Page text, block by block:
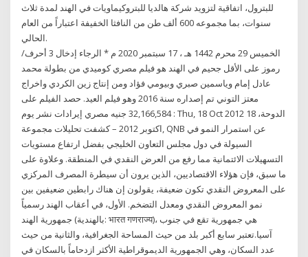
للبترول، اتفاقية لتزويد شركة هالديا للبتروكيماويات في الهند لمدة ثلاث
سنوات، بما مجموعه 600 ألف طن من النافثا الخفيفة اعتباراً من العام
الحالي.
الخميس 29 محرم 1442 هـ ، 17 سبتمبر 2020 م * الرجاء إدخال 3 أحرف/
رموز على الأقل جحيم في الهند هو فيلم مصري كوميدي من بطولة محمد
عادل إمام وياسمين صبري وبيومي فؤاد ومن إنتاج زين الكردي واخراج
معتز التوني تم إصداره سنة 2016 وهو فيلم العيد. حصد الفيلم على
32,166,584 جنيه مصري إيرادات نشر يوم : Thu, 18 Oct 2012 الدوحة، 18
,اكتوبر 2012 – كشفت تحليلات مجموعة QNB عن استمرار النمو في
السيولة في دول مجلس التعاون الخليجي بفضل ارتفاع مستويات
التسهيلات الائتمانية مما رفع من العرض النقدي في المنطقة. وعلاوة على
ما سبق، فإن هؤلاء الاقتصاديين، الذين يرون أن سيطرة المصرف المركزي
على المعروض النقدي تكون ضعيفة، يقولون إن هناك رابطين ضعيفين بين
نمو المعروض النقدي ومعدل التضخم. الأول، في أعقاب الهند رسمياً
جمهورية الهند (بالهندية: भारत गणराज्य)، هي جمهورية تقع في جنوب
آسيا.تعتبر سابع أكبر بلد من حيث المساحة الجغرافية، والثانية من حيث
عدد السكان، وهي الجمهورية الديموقراطية الأكثر ازدحاماً بالسكان في